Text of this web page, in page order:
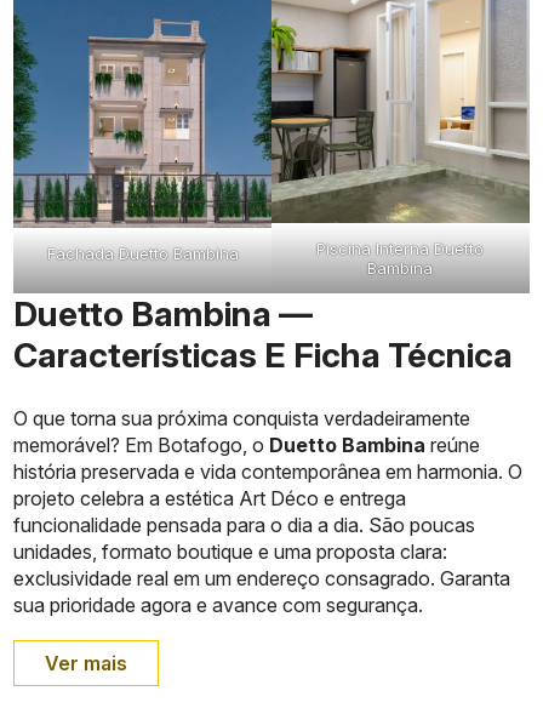
Fachada Duetto Bambina
Piscina Interna Duetto
Bambina
Duetto Bambina —
Características E Ficha Técnica
O que torna sua próxima conquista verdadeiramente
memorável? Em Botafogo, o Duetto Bambina reúne
história preservada e vida contemporânea em harmonia. O
projeto celebra a estética Art Déco e entrega
funcionalidade pensada para o dia a dia. São poucas
unidades, formato boutique e uma proposta clara:
exclusividade real em um endereço consagrado. Garanta
sua prioridade agora e avance com segurança.
Ver mais